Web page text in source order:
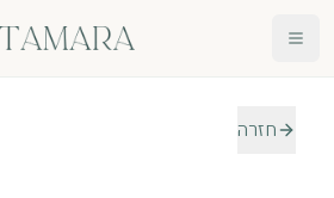
חזרה